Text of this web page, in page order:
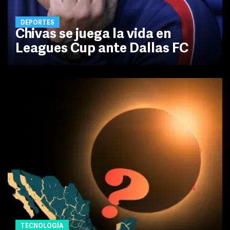
DEPORTES
Chivas se juega la vida en
Leagues Cup ante Dallas FC
TECNOLOGÍA